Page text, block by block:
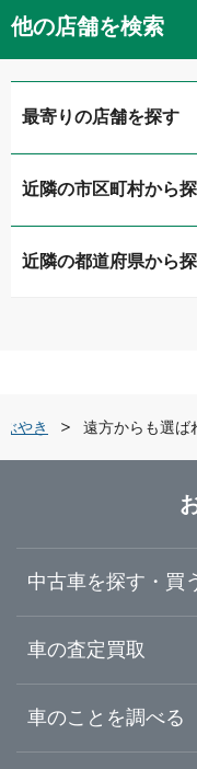
他の店舗を検索
最寄りの店舗を探す
ガリバー新潟店
ガリバー車検 新潟店
ガリバー新潟竹尾店
LIBERALA リベラー
ガリバー長岡店
ガリバー8号燕三条店
ガリバー新発田店
近隣の市区町村から
新潟市東区
上越市
新潟・新発田・五泉
近隣の都道府県から
山梨県
長野県
やき 遠方からも選
中古車を探す・買
中古車情報・中古車検
初めての中古車購入
車の査定買取
車査定・車買取ならガ
車のことを調べる